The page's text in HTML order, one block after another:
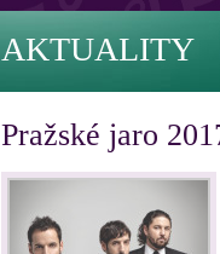
AKTUALITY
Pražské jaro